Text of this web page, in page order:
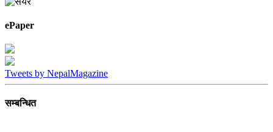
ePaper
Tweets by NepalMagazine
सम्बन्धित